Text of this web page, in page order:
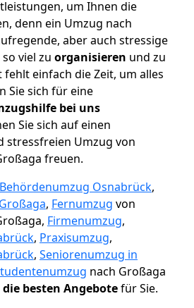
um Ihnen die
denn ein Umzug nach
aber auch stressige
viel zu organisieren und zu
einfach die Zeit, um alles
Sie sich für eine
bei uns
Sie sich auf einen
stressfreien Umzug von
freuen.
Behördenumzug Osnabrück,
, Fernumzug von
Firmenumzug,
, Praxisumzug,
, Seniorenumzug in
nach Großaga
besten Angebotefür Sie.